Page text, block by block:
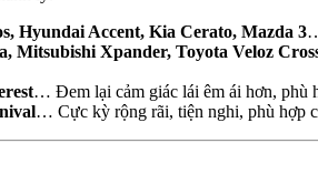
Hyundai Accent, Kia Cerato, Mazda 3
Mitsubishi Xpander, Toyota Veloz
… Đem lại cảm giác lái êm ái hơn, phù
… Cực kỳ rộng rãi, tiện nghi, phù hợp